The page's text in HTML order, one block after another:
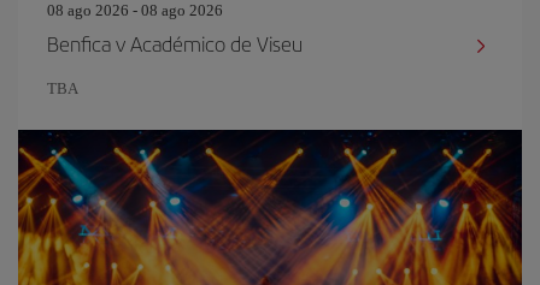
08 ago 2026 - 08 ago 2026
Benfica v Académico de Viseu
TBA